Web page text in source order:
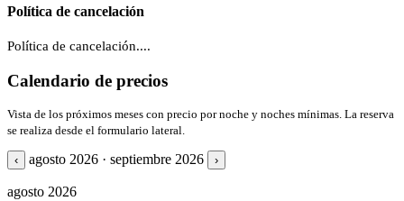
Política de cancelación
Política de cancelación....
Calendario de precios
Vista de los próximos meses con precio por noche y noches mínimas. La reserva
se realiza desde el formulario lateral.
‹ agosto 2026 · septiembre 2026 ›
agosto 2026